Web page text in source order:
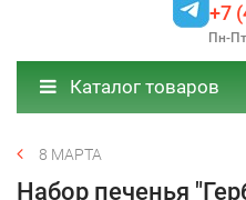
+7
Пн-
Каталог товаров
8 МАРТА
Набор печенья